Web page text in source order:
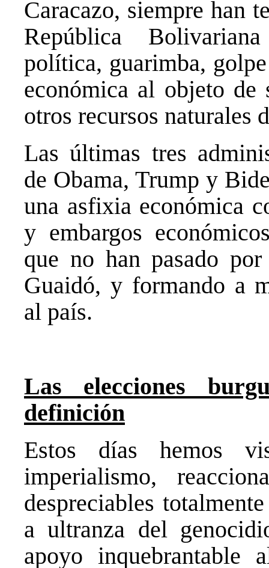
Caracazo, siempre han
República
política, guarimba,
económica al objeto
otros recursos naturales
Las últimas tres
de Obama, Trump y
una asfixia económica
y embargos
que no han pasado
Guaidó, y formando a
al país.
Las elecciones
definición
Estos días hemos
imperialismo,
despreciables
a ultranza del
apoyo inquebrantable